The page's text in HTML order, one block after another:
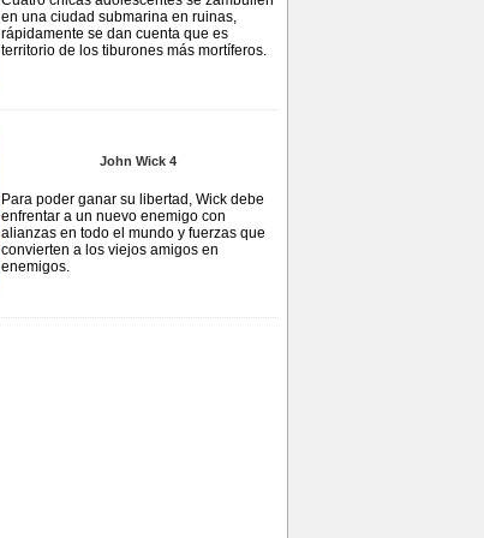
en una ciudad submarina en ruinas,
rápidamente se dan cuenta que es
territorio de los tiburones más mortíferos.
John Wick 4
Para poder ganar su libertad, Wick debe
enfrentar a un nuevo enemigo con
alianzas en todo el mundo y fuerzas que
convierten a los viejos amigos en
enemigos.